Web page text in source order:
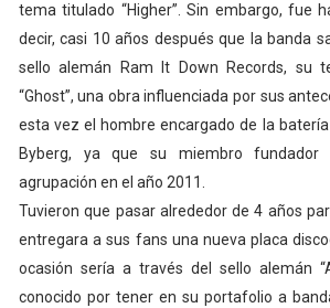
tema titulado “Higher”. Sin embargo, fue
decir, casi 10 años después que la banda
sello alemán Ram It Down Records, su
“Ghost”, una obra influenciada por sus
esta vez el hombre encargado de la
Byberg, ya que su miembro
agrupación en el año 2011.
Tuvieron que pasar alrededor de 4 años
entregara a sus fans una nueva placa
ocasión sería a través del sello alemán
conocido por tener en su portafolio a